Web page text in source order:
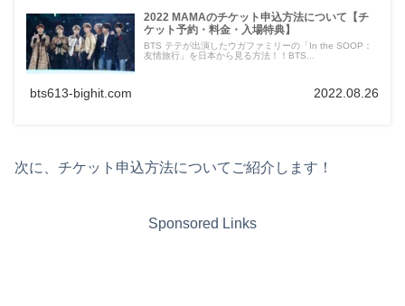
2022 MAMAのチケット申込方法について【チ
ケット予約・料金・入場特典】
BTS テテが出演したウガファミリーの「In the SOOP：
友情旅行」を日本から見る方法！！BTS...
bts613-bighit.com 2022.08.26
次に、チケット申込方法についてご紹介します！
Sponsored Links